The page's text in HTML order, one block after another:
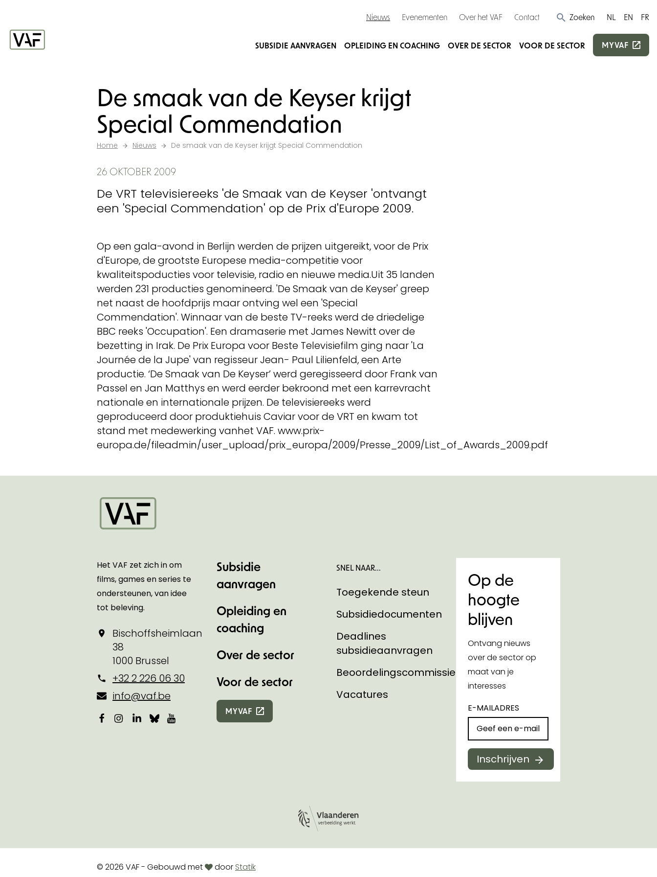
Nieuws Evenementen Over het VAF Contact Zoeken NL EN FR
SUBSIDIE AANVRAGEN OPLEIDING EN COACHING OVER DE SECTOR VOOR DE SECTOR MYVAF
De smaak van de Keyser krijgt
Special Commendation
Home Nieuws De smaak van de Keyser krijgt Special Commendation
26 OKTOBER 2009
De VRT televisiereeks 'de Smaak van de Keyser 'ontvangt
een 'Special Commendation' op de Prix d'Europe 2009.
Op een gala-avond in Berlijn werden de prijzen uitgereikt, voor de Prix
d'Europe, de grootste Europese media-competitie voor
kwaliteitspoducties voor televisie, radio en nieuwe media.Uit 35 landen
werden 231 producties genomineerd. 'De Smaak van de Keyser' greep
net naast de hoofdprijs maar ontving wel een 'Special
Commendation'. Winnaar van de beste TV-reeks werd de driedelige
BBC reeks 'Occupation'. Een dramaserie met James Newitt over de
bezetting in Irak. De Prix Europa voor Beste Televisiefilm ging naar 'La
Journée de la Jupe' van regisseur Jean- Paul Lilienfeld, een Arte
productie. ‘De Smaak van De Keyser’ werd geregisseerd door Frank van
Passel en Jan Matthys en werd eerder bekroond met een karrevracht
nationale en internationale prijzen. De televisiereeks werd
geproduceerd door produktiehuis Caviar voor de VRT en kwam tot
stand met medewerking vanhet VAF. www.prix-
europa.de/fileadmin/user_upload/prix_europa/2009/Presse_2009/List_of_Awards_2009.pdf
Het VAF zet zich in om
films, games en series te
ondersteunen, van idee
tot beleving.
Bischoffsheimlaan
38
1000 Brussel
+32 2 226 06 30
info@vaf.be
Facebook
Instagram
LinkedIn
BlueskyYouTube
Subsidie
aanvragen
Opleiding en
coaching
Over de sector
Voor de sector
MYVAF
SNEL NAAR...
Toegekende steun
Subsidiedocumenten
Deadlines
subsidieaanvragen
Beoordelingscommissies
Vacatures
Op de
hoogte
blijven
Ontvang nieuws
over de sector op
maat van je
interesses
E-MAILADRES
Inschrijven
© 2026 VAF - Gebouwd metlovedoor Statik